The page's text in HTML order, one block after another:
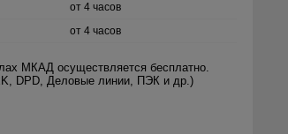
от 4 часов
от 4 часов
МКАД осуществляется бесплатно.
DPD, Деловые линии, ПЭК и др.)